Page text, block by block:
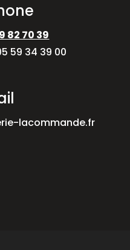
82 70 39
59 34 39 00
lacommande.fr